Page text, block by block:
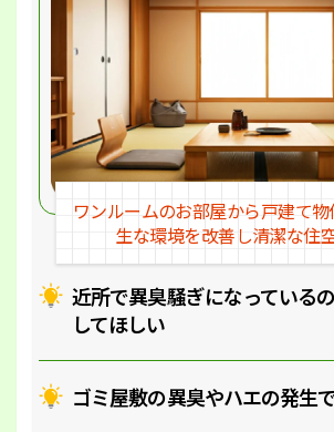
近所で異臭騒ぎになっているの
してほしい
ゴミ屋敷の異臭やハエの発生
ワンルームのお部屋から戸建て物
生な環境を改善し清潔な住